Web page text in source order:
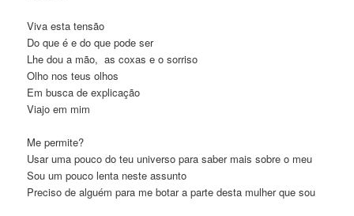
Viva esta tensão
Do que é e do que pode ser
Lhe dou a mão, as coxas e o sorriso
Olho nos teus olhos
Em busca de explicação
Viajo em mim
Me permite?
Usar uma pouco do teu universo para saber mais sobre o meu
Sou um pouco lenta neste assunto
Preciso de alguém para me botar a parte desta mulher que sou